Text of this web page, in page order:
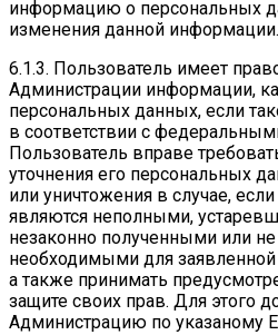
информацию о персональных
изменения данной информации.
6.1.3. Пользователь имеет
Администрации информации,
персональных данных, если
в соответствии с
Пользователь вправе
уточнения его персональных
или уничтожения в случае,
являются неполными,
незаконно полученными или
необходимыми для заявленной
а также принимать
защите своих прав. Для этого
Администрацию по указаному